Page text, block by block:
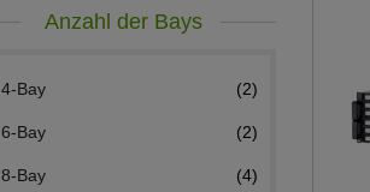
Anzahl der Bays
2
4-Bay
2
6-Bay
4
8-Bay